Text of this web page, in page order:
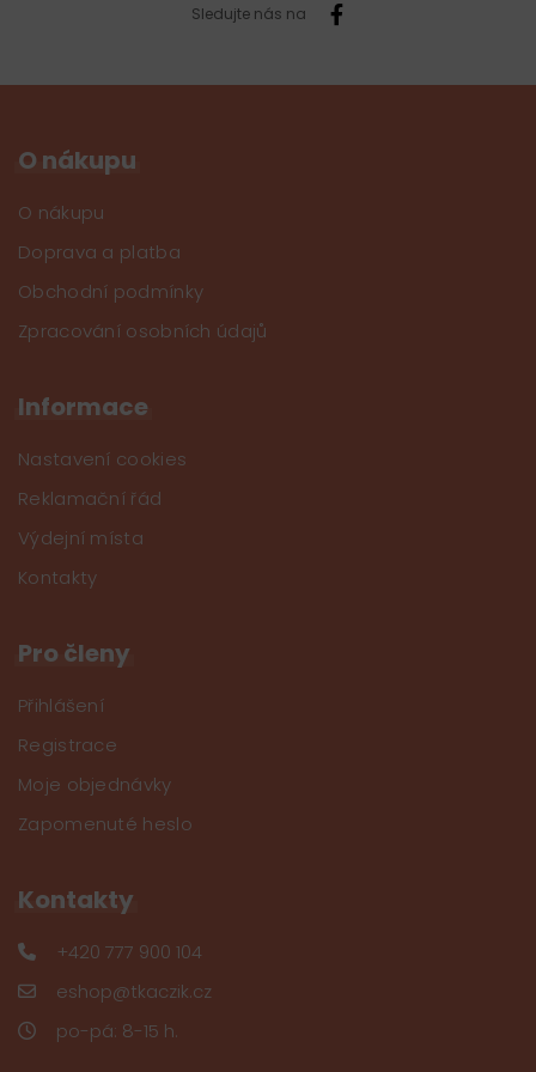
Sledujte nás na
O nákupu
O nákupu
Doprava a platba
Obchodní podmínky
Zpracování osobních údajů
Informace
Nastavení cookies
Reklamační řád
Výdejní místa
Kontakty
Pro členy
Přihlášení
Registrace
Moje objednávky
Zapomenuté heslo
Kontakty
+420 777 900 104
eshop@tkaczik.cz
po-pá: 8-15 h.